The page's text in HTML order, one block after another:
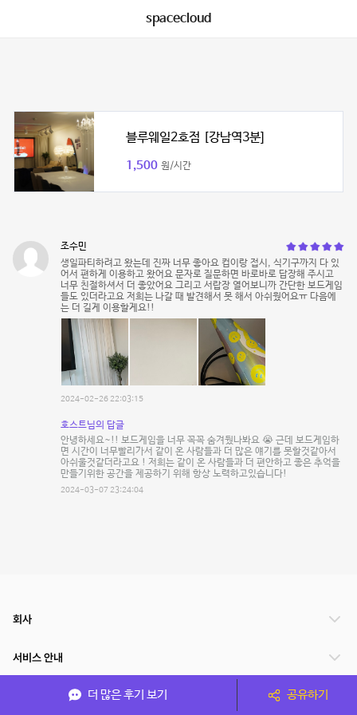
spacecloud
블루웨일2호점 [강남역3분]
1,500 원/시간
조수민
생일파티하려고 왔는데 진짜 너무 좋아요 컵이랑 접시, 식기구까지 다 있
어서 편하게 이용하고 왔어요 문자로 질문하면 바로바로 답장해 주시고
너무 친절하셔서 더 좋았어요 그리고 서랍장 열어보니까 간단한 보드게임
들도 있더라고요 저희는 나갈 때 발견해서 못 해서 아쉬웠어요ㅠ 다음에
는 더 길게 이용할게요!!
2024-02-26 22:03:15
호스트님의 답글
안녕하세요~!! 보드게임을 너무 꼭꼭 숨겨뒀나봐요 😭 근데 보드게임하
면 시간이 너무빨리가서 같이 온 사람들과 더 많은 얘기를 못할것같아서
아쉬울것같더라고요 ! 저희는 같이 온 사람들과 더 편안하고 좋은 추억을
만들기위한 공간을 제공하기 위해 항상 노력하고있습니다!
2024-03-07 23:24:04
더 많은 후기 보기 공유하기
회사
서비스 안내